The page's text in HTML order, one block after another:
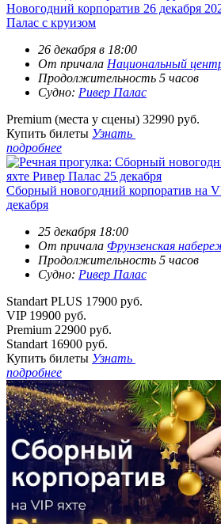
Новогодний корпоратив 26 декабря
Палас с круизом
26 декабря в 18:00
От причала Национальный
Продолжительность 5 часов
Судно: Ривер Палас
Premium (места у сцены) 32990 руб.
Купить билеты Узнать
подробнее
Сборный новогодний корпоратив на
декабря
25 декабря 18:00
От причала Фрунзенская
Продолжительность 5 часов
Судно: Ривер Палас
Standart PLUS 17900 руб.
VIP 19900 руб.
Premium 22900 руб.
Standart 16900 руб.
Купить билеты Узнать
подробнее